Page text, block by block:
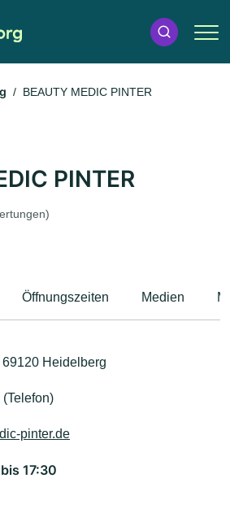
BEAUTY MEDIC PINTER
PINTER
Öffnungszeiten Medien
69120 Heidelberg
(Telefon)
pinter.de
17:30